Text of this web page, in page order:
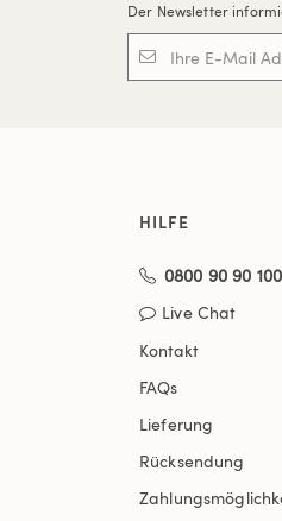
Der Newsletter
HILFE
0800 90 90 100
Live Chat
Kontakt
FAQs
Lieferung
Rücksendung